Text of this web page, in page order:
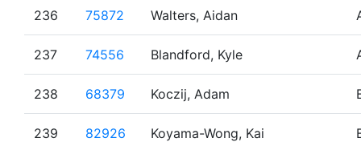
236 75872 Walters, Aidan
237 74556 Blandford, Kyle
238 68379 Koczij, Adam
239 82926 Koyama-Wong, Kai